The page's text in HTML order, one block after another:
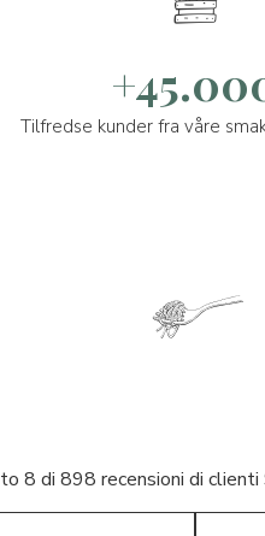
Tilfredse kunder fra våre
8 di 898 recensioni di